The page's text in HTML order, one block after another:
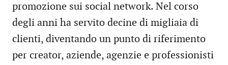
promozione sui social network. Nel corso
degli anni ha servito decine di migliaia di
clienti, diventando un punto di riferimento
per creator, aziende, agenzie e professionisti